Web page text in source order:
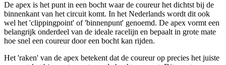
De apex is het punt in een bocht waar de coureur het dichtst bij de
binnenkant van het circuit komt. In het Nederlands wordt dit ook
wel het 'clippingpoint' of 'binnenpunt' genoemd. De apex vormt een
belangrijk onderdeel van de ideale racelijn en bepaalt in grote mate
hoe snel een coureur door een bocht kan rijden.
Het 'raken' van de apex betekent dat de coureur op precies het juiste